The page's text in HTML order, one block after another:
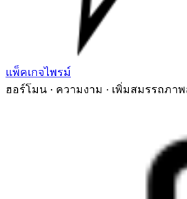
แพ็คเกจไพรม์
ฮอร์โมน · ความงาม · เพิ่มสมรรถภา